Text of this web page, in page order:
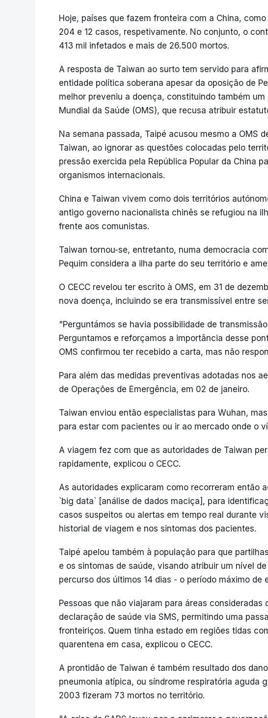
Hoje, países que fazem fronteira com a China,
204 e 12 casos, respetivamente. No conjunto, o
413 mil infetados e mais de 26.500 mortos.
A resposta de Taiwan ao surto tem servido para
entidade política soberana apesar da oposição de
melhor preveniu a doença, constituindo também
Mundial da Saúde (OMS), que recusa atribuir
Na semana passada, Taipé acusou mesmo a OMS
Taiwan, ao ignorar as questões colocadas pelo
pressão exercida pela República Popular da China
organismos internacionais.
China e Taiwan vivem como dois territórios
antigo governo nacionalista chinês se refugiou na
frente aos comunistas.
Taiwan tornou-se, entretanto, numa democracia
Pequim considera a ilha parte do seu território e
O CECC revelou ter escrito à OMS, em 31 de
nova doença, incluindo se era transmissível entre
"Perguntámos se havia possibilidade de
Perguntamos e reforçamos a importância desse
OMS confirmou ter recebido a carta, mas não
Para além das medidas preventivas adotadas nos
de Operações de Emergência, em 02 de janeiro.
Taiwan enviou então especialistas para Wuhan,
para estar com pacientes ou ir ao mercado onde o
A viagem fez com que as autoridades de Taiwan
rapidamente, explicou o CECC.
As autoridades explicaram como recorreram então
`big data` [análise de dados maciça], para
casos suspeitos ou alertas em tempo real durante
historial de viagem e nos sintomas dos pacientes.
Taipé apelou também à população para que
e os sintomas de saúde, visando atribuir um nível
percurso dos últimos 14 dias - o período máximo de
Pessoas que não viajaram para áreas consideradas
declaração de saúde via SMS, permitindo uma
fronteiriços. Quem tinha estado em regiões tidas
quarentena em casa, explicou o CECC.
A prontidão de Taiwan é também resultado dos
pneumonia atípica, ou síndrome respiratória aguda
2003 fizeram 73 mortos no território.